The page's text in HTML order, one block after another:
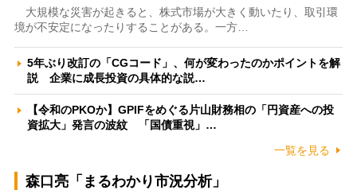
大規模な災害が起きると、株式市場が大きく動いたり、取引環
境が不安定になったりすることがある。一方…
5年ぶり改訂の「CGコード」、何が変わったのかポイントを解
説 企業に成長投資の具体的な説…
【令和のPKOか】GPIFをめぐる片山財務相の「円資産への投
資拡大」発言の波紋 「国債重視」…
一覧を見る
森口亮「まるわかり市況分析」